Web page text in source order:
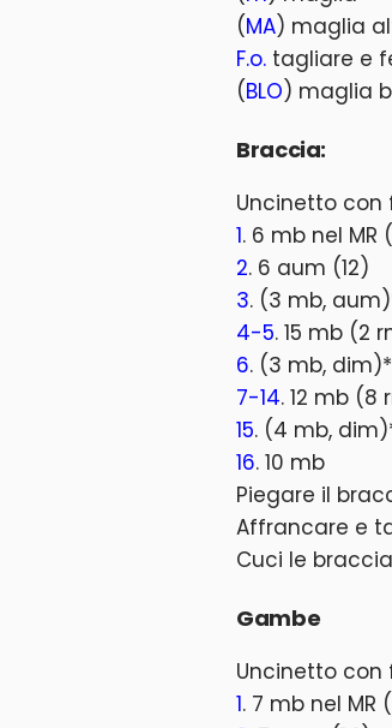
(MA) maglia
F.o. tagliare e
(BLO) maglia
Braccia:
Uncinetto con
1. 6 mb nel MR
2. 6 aum (12)
3. (3 mb,
4-5. 15 mb (2
6. (3 mb,
7-14. 12 mb (8
15. (4 mb,
16. 10 mb
Piegare il
Affrancare e
Cuci le
Gambe
Uncinetto con
1. 7 mb nel MR